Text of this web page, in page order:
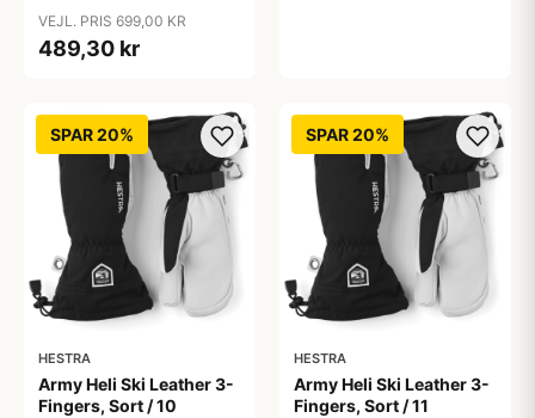
VEJL. PRIS 699,00 KR
489,30 kr
SPAR 20%
HESTRA
Army Heli Ski Leather 3-
Fingers, Sort / 10
SPAR 20%
HESTRA
Army Heli Ski Leather 3-
Fingers, Sort / 11